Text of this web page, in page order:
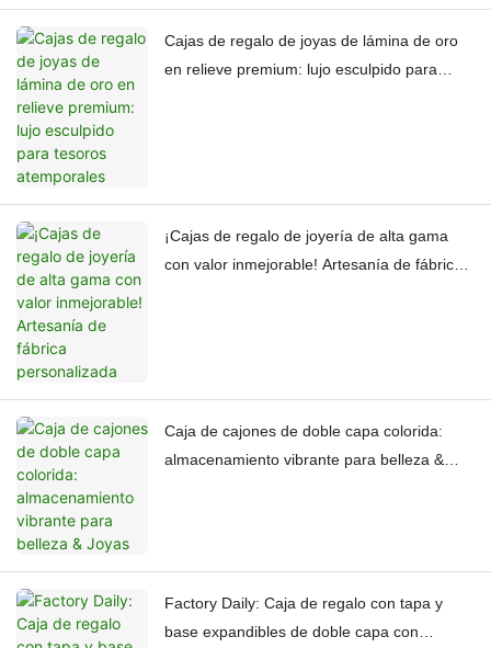
Cajas de regalo de joyas de lámina de oro
en relieve premium: lujo esculpido para
¡Cajas de regalo de joyería de alta gama
con valor inmejorable! Artesanía de fábrica
Caja de cajones de doble capa colorida:
almacenamiento vibrante para belleza &
Factory Daily: Caja de regalo con tapa y
base expandibles de doble capa con